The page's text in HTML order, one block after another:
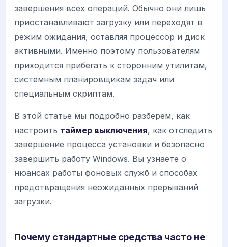
завершения всех операций. Обычно они лишь
приостанавливают загрузку или переходят в
режим ожидания, оставляя процессор и диск
активными. Именно поэтому пользователям
приходится прибегать к сторонним утилитам,
системным планировщикам задач или
специальным скриптам.
В этой статье мы подробно разберем, как
настроить таймер выключения, как отследить
завершение процесса установки и безопасно
завершить работу Windows. Вы узнаете о
нюансах работы фоновых служб и способах
предотвращения неожиданных прерываний
загрузки.
Почему стандартные средства часто не